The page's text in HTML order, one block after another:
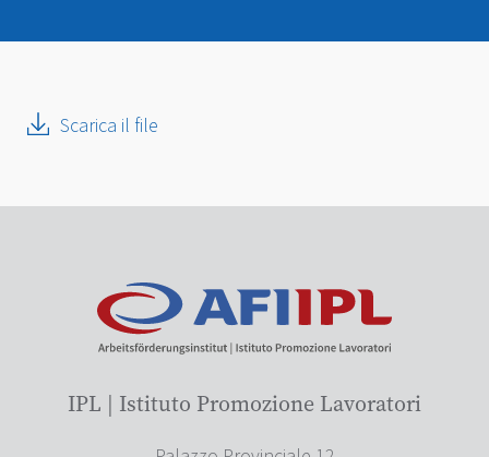
Scarica il file
IPL | Istituto Promozione Lavoratori